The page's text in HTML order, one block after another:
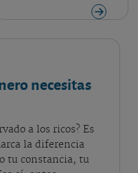
necesitas
a los ricos? Es
la diferencia
tu constancia, tu